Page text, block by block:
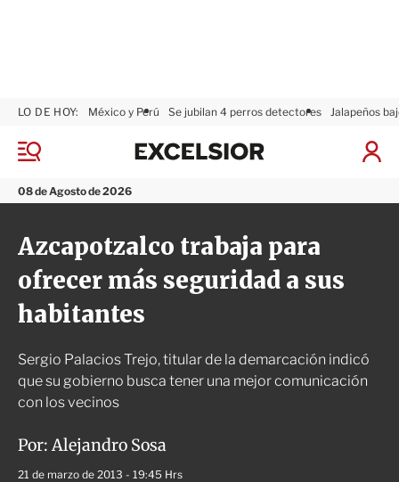
M
n
ú
08 de Agosto de 2026
LO DE HOY: México y Perú Se jubilan 4 perros detectores Jalapeños
I
x
l
o
r
Azcapotzalco trabaja para
ofrecer más seguridad a sus
habitantes
Sergio Palacios Trejo, titular de la demarcación indicó
que su gobierno busca tener una mejor comunicación
con los vecinos
Por:Alejandro Sosa
21 de marzo de 2013 - 19:45 Hrs